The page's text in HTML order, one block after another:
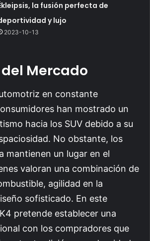
la fusión perfecta de
y lujo
2023-10-13
Mercado
en constante
han mostrado un
hacia los SUV debido a su
No obstante, los
mantienen un lugar en el
valoran una combinación de
agilidad en la
sofisticado. En este
pretende establecer una
con los compradores que